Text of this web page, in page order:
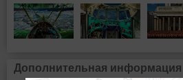
Дополнительная информация